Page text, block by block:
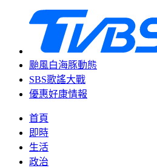
颱風白海豚動態
SBS歌謠大戰
優惠好康情報
首頁
即時
生活
政治